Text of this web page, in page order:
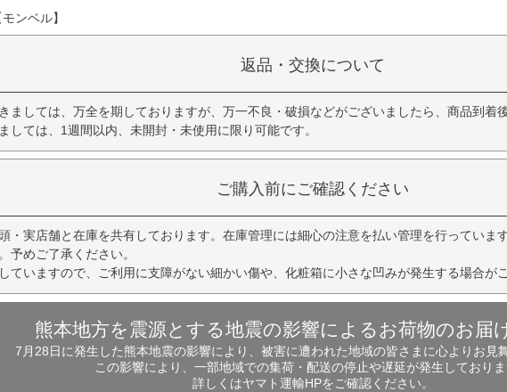
ンベル】
返品・交換について
ましては、万全を期しておりますが、万一不良・破損などがございましたら、商品到着
しては、1週間以内、未開封・未使用に限り可能です。
ご購入前にご確認ください
・実店舗と在庫を共有しております。在庫管理には細心の注意を払い管理を行っていま
予めご了承ください。
ていますので、ご利用に支障がない細かい傷や、化粧箱に小さな凹みが発生する場合がご
熊本地方を震源とする地震の影響によるお荷物のお届
7月28日に発生した熊本地震の影響により、被害に遭われた地域の皆さまに心よりお見
この影響により、一部地域での集荷・配送の停止や遅延が発生しておりま
詳しくはヤマト運輸HPをご確認ください。